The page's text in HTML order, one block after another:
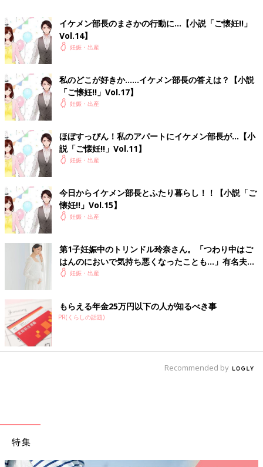
上、普通に振る舞わなきゃ。
しかし、とにかく気持ち悪くて集中できない！ パソコンに向
かうのも、書類に目を通すのも、しんどすぎる。というか、オフ
ィスチェアに座っている姿勢がすでに苦しいという……。まさ
に……地獄！
会社では何度となくトイレに立った。便器にもたれて、吐こう
と試みる。指でも突っ込めば吐けるんじゃなかろうかと、人差し
指で喉の奥を押す。
いから胃液が少し出ただけ。そして、楽にならないっっっ！
吐いたことで体力を使ったのか、ひどい目眩にも襲われ、便器
にうずくまったまま立てなくなった。
これって、食べていないせいで貧血なの？ こんな目眩、妊娠
前には経験したことない。
『ウメちゃーん、いるー？』
ドアの外で声が聞こえた。副部長の和泉さんだ。
『はぁい、今出ますー』
明るい声を振り絞り、壁を頼って立ち上がる。平気な顔をして
外に出ると、和泉さんがハンカチを渡してくれた。
『ウメちゃん、違ったらごめん。……もしかして、妊娠して
ようだ。
和泉さんは四十二歳。来年中学生になる男の子のママでもあ
る。
『……すみません』
まさか、その彼氏が彼女の年下上司だとは思わないだろう。私
ょ？ 何週目？』
『九週目ごろなんです。こんなに苦しいと思わなくて……』
私は弱々しく笑った。隠しているつもりが周りにはバレて……
情けない。
イケメン部長のまさかの行動に…【小説「ご懐妊!!」
Vol.14】
妊娠・出産
私のどこが好きか……イケメン部長の答えは？【小説
「ご懐妊!!」Vol.17】
妊娠・出産
ほぼすっぴん！私のアパートにイケメン部長が…【小
説「ご懐妊!!」Vol.11】
妊娠・出産
今日からイケメン部長とふたり暮らし！！【小説「ご
懐妊!!」Vol.15】
妊娠・出産
第1子妊娠中のトリンドル玲奈さん。「つわり中はご
はんのにおいで気持ち悪くなったことも…」有名夫婦
のYouTubeから学んだ夫がつわり中にしたことと
妊娠・出産
もらえる年金25万円以下の人が知るべき事
PR(くらしの話題)
Recommended by
特集